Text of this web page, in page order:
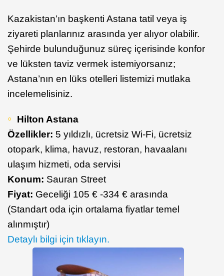
Kazakistan’ın başkenti Astana tatil veya iş
ziyareti planlarınız arasında yer alıyor olabilir.
Şehirde bulunduğunuz süreç içerisinde konfor
ve lüksten taviz vermek istemiyorsanız;
Astana’nın en lüks otelleri listemizi mutlaka
incelemelisiniz.
Hilton Astana
Özellikler: 5 yıldızlı, ücretsiz Wi-Fi, ücretsiz
otopark, klima, havuz, restoran, havaalanı
ulaşım hizmeti, oda servisi
Konum: Sauran Street
Fiyat: Geceliği 105 € -334 € arasında
(Standart oda için ortalama fiyatlar temel
alınmıştır)
Detaylı bilgi için tıklayın.